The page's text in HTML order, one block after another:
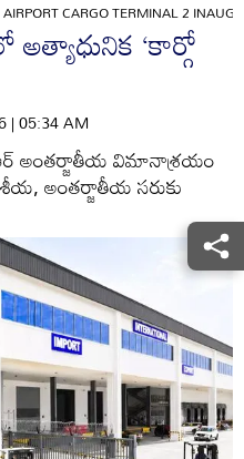
CARGO TERMINAL 2
‘కార్గో
| 05:34 AM
అంతర్జాతీయ విమానాశ్రయం
అంతర్జాతీయ సరుకు